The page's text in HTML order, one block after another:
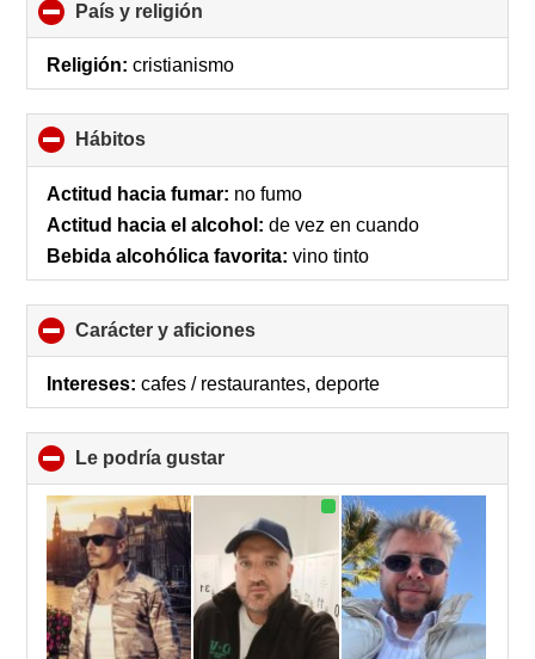
País y religión
to
collapse
Religión: cristianismo
Hábitos
to
collapse
Actitud hacia fumar: no fumo
Actitud hacia el alcohol: de vez en cuando
Bebida alcohólica favorita: vino tinto
Carácter y aficiones
to
collapse
Intereses: cafes / restaurantes, deporte
Le podría gustar
to
contents